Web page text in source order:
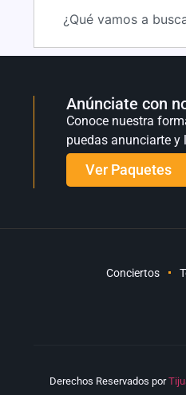
Anúnciate con
Conoce nuestra
puedas anunciarte y
Ver Paquetes
Conciertos
Derechos Reservados por